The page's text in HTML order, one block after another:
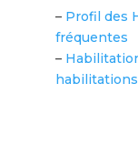
– Profil des
fréquentes
–
habilitations